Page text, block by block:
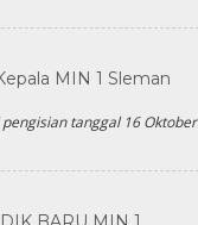
MIN 1 Sleman
tanggal 16 Oktober